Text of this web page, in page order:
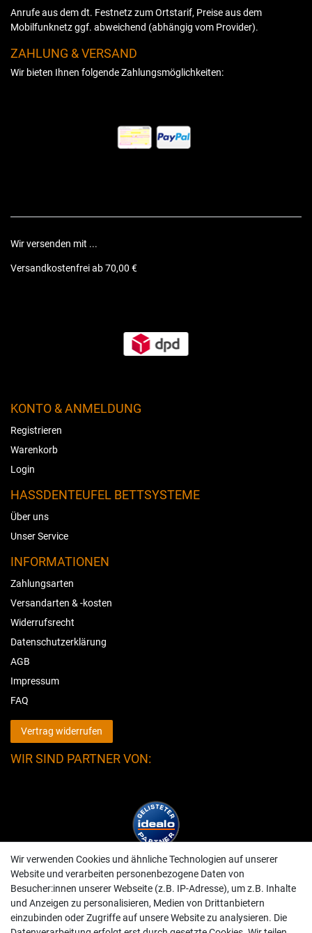
Anrufe aus dem dt. Festnetz zum Ortstarif, Preise aus dem
Mobilfunknetz ggf. abweichend (abhängig vom Provider).
ZAHLUNG & VERSAND
Wir bieten Ihnen folgende Zahlungsmöglichkeiten:
Wir versenden mit ...
Versandkostenfrei ab 70,00 €
KONTO & ANMELDUNG
Registrieren
Warenkorb
Login
HASSDENTEUFEL BETTSYSTEME
Über uns
Unser Service
INFORMATIONEN
Zahlungsarten
Versandarten & -kosten
Widerrufsrecht
Datenschutzerklärung
AGB
Impressum
FAQ
Vertrag widerrufen
WIR SIND PARTNER VON:
Wir verwenden Cookies und ähnliche Technologien auf unserer
Website und verarbeiten personenbezogene Daten von
Besucher:innen unserer Webseite (z.B. IP-Adresse), um z.B. Inhalte
und Anzeigen zu personalisieren, Medien von Drittanbietern
einzubinden oder Zugriffe auf unsere Website zu analysieren. Die